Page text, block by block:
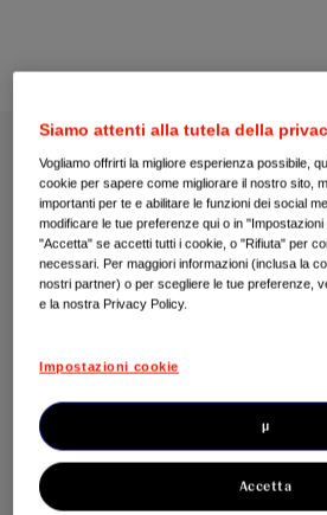
Siamo attenti alla tutela della
Vogliamo offrirti la migliore esperienza possibile,
cookie per sapere come migliorare il nostro sito,
importanti per te e abilitare le funzioni dei social
modificare le tue preferenze qui o in
"Accetta" se accetti tutti i cookie, o "Rifiuta" per
necessari. Per maggiori informazioni (inclusa la
nostri partner) o per scegliere le tue preferenze,
e la nostra Privacy Policy.
Impostazioni cookie
µ
Accetta